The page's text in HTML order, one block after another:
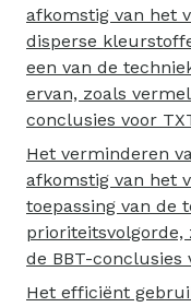
afkomstig van het
disperse
een van de
ervan, zoals
conclusies voor
Het verminderen
afkomstig van het
toepassing van de
prioriteitsvolgorde,
de BBT-conclusies
Het efficiënt